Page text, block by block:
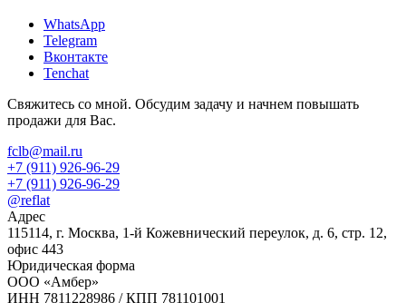
WhatsApp
Telegram
Вконтакте
Tenchat
Свяжитесь со мной. Обсудим задачу и начнем повышать
продажи для Вас.
fclb@mail.ru
+7 (911) 926-96-29
+7 (911) 926-96-29
@reflat
Адрес
115114, г. Москва, 1-й Кожевнический переулок, д. 6, стр. 12,
офис 443
Юридическая форма
ООО «Амбер»
ИНН 7811228986 / КПП 781101001